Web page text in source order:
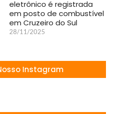
eletrônico é registrada
em posto de combustível
em Cruzeiro do Sul
28/11/2025
Instagram